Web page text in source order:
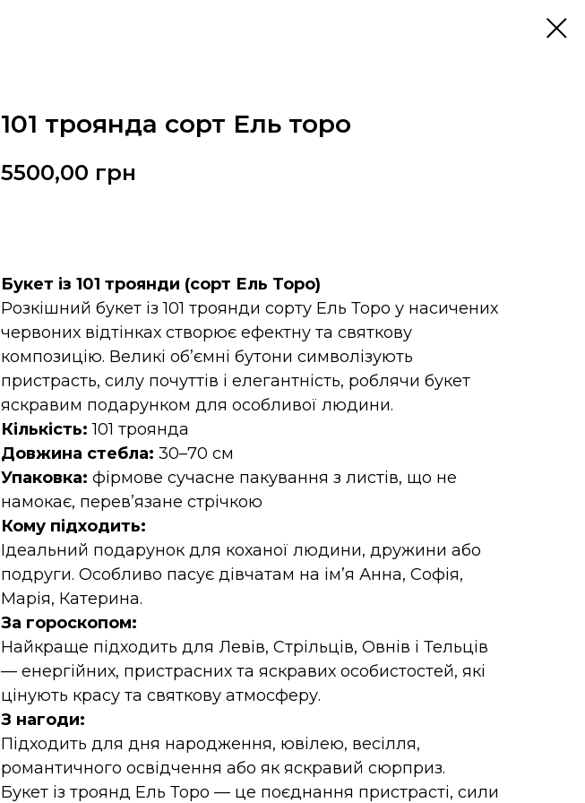
101 троянда сорт Ель торо
5500,00 грн
Букет із 101 троянди (сорт Ель Торо)
Розкішний букет із 101 троянди сорту Ель Торо у насичених
червоних відтінках створює ефектну та святкову
композицію. Великі об’ємні бутони символізують
пристрасть, силу почуттів і елегантність, роблячи букет
яскравим подарунком для особливої людини.
Кількість: 101 троянда
Довжина стебла: 30–70 см
Упаковка: фірмове сучасне пакування з листів, що не
намокає, перев’язане стрічкою
Кому підходить:
Ідеальний подарунок для коханої людини, дружини або
подруги. Особливо пасує дівчатам на ім’я Анна, Софія,
Марія, Катерина.
За гороскопом:
Найкраще підходить для Левів, Стрільців, Овнів і Тельців
— енергійних, пристрасних та яскравих особистостей, які
цінують красу та святкову атмосферу.
З нагоди:
Підходить для дня народження, ювілею, весілля,
романтичного освідчення або як яскравий сюрприз.
Букет із троянд Ель Торо — це поєднання пристрасті, сили